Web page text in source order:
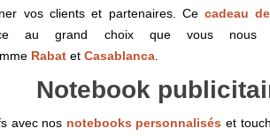
vos clients et partenaires. Cecadeau
au grand choix que vous nous
Rabat etCasablanca
Notebook
avec nos notebooks personnalisés et